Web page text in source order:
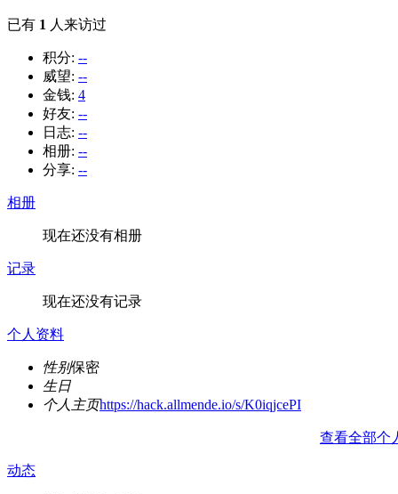
已有 1 人来访过
积分: --
威望: --
金钱: 4
好友: --
日志: --
相册: --
分享: --
相册
现在还没有相册
记录
现在还没有记录
个人资料
性别保密
生日
个人主页https://hack.allmende.io/s/K0iqjcePI
查看全部个
动态